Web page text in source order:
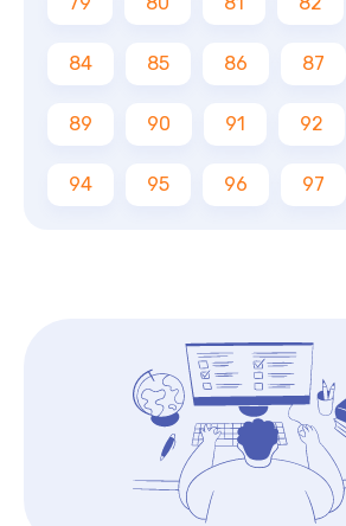
84 85 86 87
89 90 91 92
94 95 96 97